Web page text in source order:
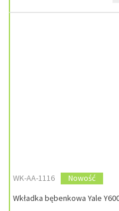
WK-AA-1116
Nowość
Wkładka bębenkowa Yale